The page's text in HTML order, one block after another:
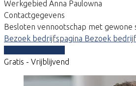
Werkgebied Anna Paulowna
Contactgegevens
Besloten vennootschap met gewone
Bezoek bedrijfspagina Bezoek
Gratis - Vrijblijvend